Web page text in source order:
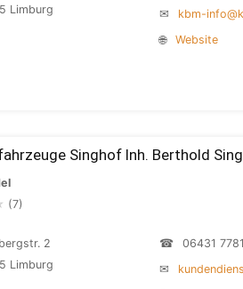
Limburg
✉
kbm-
🌐
Website
Singhof Inh. Berthold
(7)
2
Limburg
☎
06431
✉